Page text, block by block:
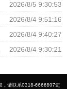
2026/8/5 9:30:53
2026/8/4 9:51:16
2026/8/4 9:40:27
2026/8/4 9:30:21
，请联系0318-6666807进